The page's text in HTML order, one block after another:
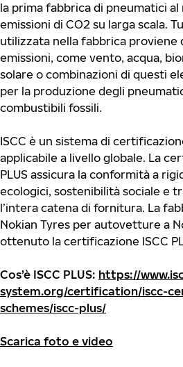
la prima fabbrica di pneumatici
emissioni di CO2 su larga scala.
utilizzata nella fabbrica proviene
emissioni, come vento, acqua,
solare o combinazioni di questi
per la produzione degli
combustibili fossili.
ISCC è un sistema di
applicabile a livello globale. La
PLUS assicura la conformità a
ecologici, sostenibilità sociale e
l’intera catena di fornitura. La
Nokian Tyres per autovetture a
ottenuto la certificazione ISCC
Cos’è ISCC PLUS: https://
system.org/certification/iscc-
schemes/iscc-plus/
Scarica foto e video